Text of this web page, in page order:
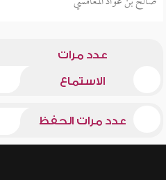
عدد مرات
الاستماع
عدد مرات الحفظ